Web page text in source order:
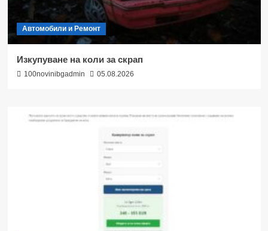
Автомобили и Ремонт
Изкупуване на коли за скрап
100novinibgadmin 05.08.2026